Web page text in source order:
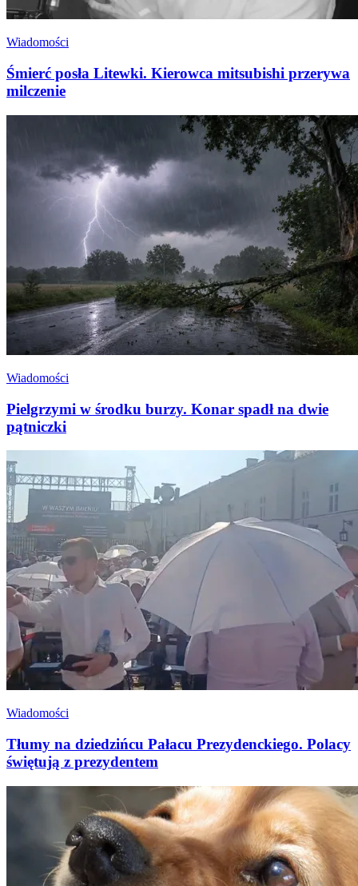
Wiadomości
Śmierć posła Litewki. Kierowca mitsubishi przerywa
milczenie
Wiadomości
Pielgrzymi w środku burzy. Konar spadł na dwie
pątniczki
Wiadomości
Tłumy na dziedzińcu Pałacu Prezydenckiego. Polacy
świętują z prezydentem